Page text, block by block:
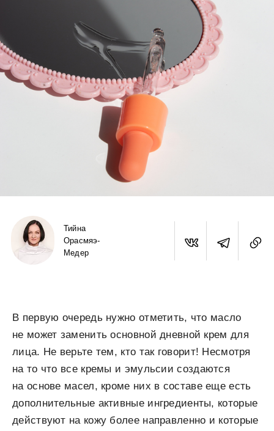
Тийна
Орасмяэ-
Медер
В первую очередь нужно отметить, что масло
не может заменить основной дневной крем для
лица. Не верьте тем, кто так говорит! Несмотря
на то что все кремы и эмульсии создаются
на основе масел, кроме них в составе еще есть
дополнительные активные ингредиенты, которые
действуют на кожу более направленно и которые